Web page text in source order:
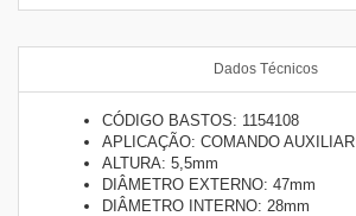
Dados Técnicos
CÓDIGO BASTOS: 1154108
APLICAÇÃO: COMANDO AUXILIAR
ALTURA: 5,5mm
DIÂMETRO EXTERNO: 47mm
DIÂMETRO INTERNO: 28mm